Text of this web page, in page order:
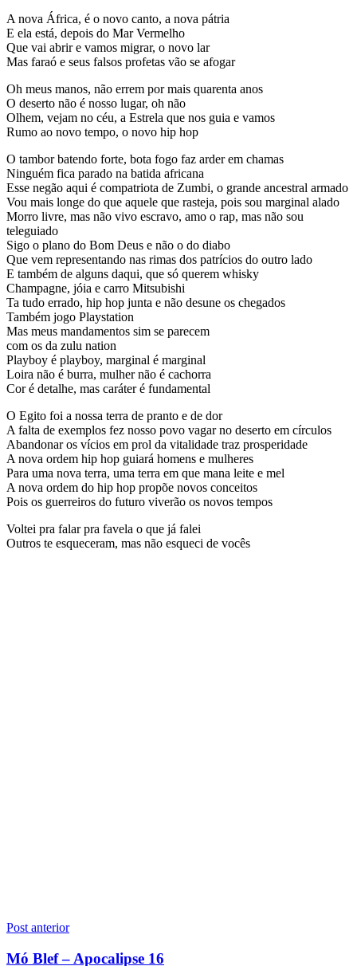
A nova África, é o novo canto, a nova pátria
E ela está, depois do Mar Vermelho
Que vai abrir e vamos migrar, o novo lar
Mas faraó e seus falsos profetas vão se afogar
Oh meus manos, não errem por mais quarenta anos
O deserto não é nosso lugar, oh não
Olhem, vejam no céu, a Estrela que nos guia e vamos
Rumo ao novo tempo, o novo hip hop
O tambor batendo forte, bota fogo faz arder em chamas
Ninguém fica parado na batida africana
Esse negão aqui é compatriota de Zumbi, o grande ancestral armado
Vou mais longe do que aquele que rasteja, pois sou marginal alado
Morro livre, mas não vivo escravo, amo o rap, mas não sou
teleguiado
Sigo o plano do Bom Deus e não o do diabo
Que vem representando nas rimas dos patrícios do outro lado
E também de alguns daqui, que só querem whisky
Champagne, jóia e carro Mitsubishi
Ta tudo errado, hip hop junta e não desune os chegados
Também jogo Playstation
Mas meus mandamentos sim se parecem
com os da zulu nation
Playboy é playboy, marginal é marginal
Loira não é burra, mulher não é cachorra
Cor é detalhe, mas caráter é fundamental
O Egito foi a nossa terra de pranto e de dor
A falta de exemplos fez nosso povo vagar no deserto em círculos
Abandonar os vícios em prol da vitalidade traz prosperidade
A nova ordem hip hop guiará homens e mulheres
Para uma nova terra, uma terra em que mana leite e mel
A nova ordem do hip hop propõe novos conceitos
Pois os guerreiros do futuro viverão os novos tempos
Voltei pra falar pra favela o que já falei
Outros te esqueceram, mas não esqueci de vocês
Navegação
de
Post anterior
Mó Blef – Apocalipse 16